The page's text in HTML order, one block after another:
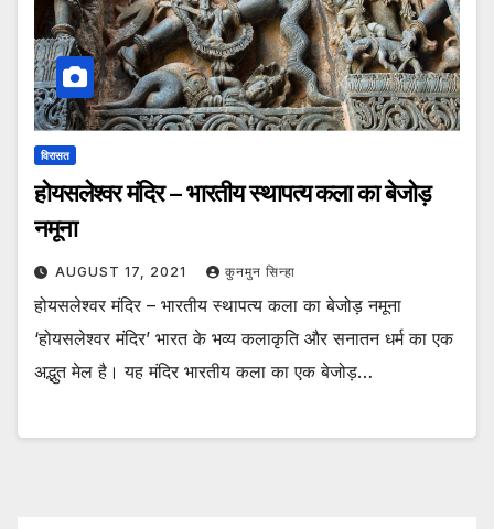
विरासत
होयसलेश्वर मंदिर – भारतीय स्थापत्य कला का बेजोड़
नमूना
AUGUST 17, 2021 कुनमुन सिन्हा
होयसलेश्वर मंदिर – भारतीय स्थापत्य कला का बेजोड़ नमूना
‘होयसलेश्वर मंदिर’ भारत के भव्य कलाकृति और सनातन धर्म का एक
अद्भुत मेल है। यह मंदिर भारतीय कला का एक बेजोड़…